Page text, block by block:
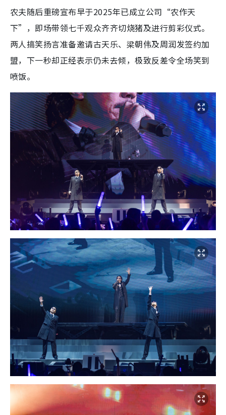
农夫随后重磅宣布早于2025年已成立公司“农作天
下”，即场带领七千观众齐齐切烧猪及进行剪彩仪式。
两人搞笑扬言准备邀请古天乐、梁朝伟及周润发签约加
盟，下一秒却正经表示仍未去倾，极致反差令全场笑到
喷饭。